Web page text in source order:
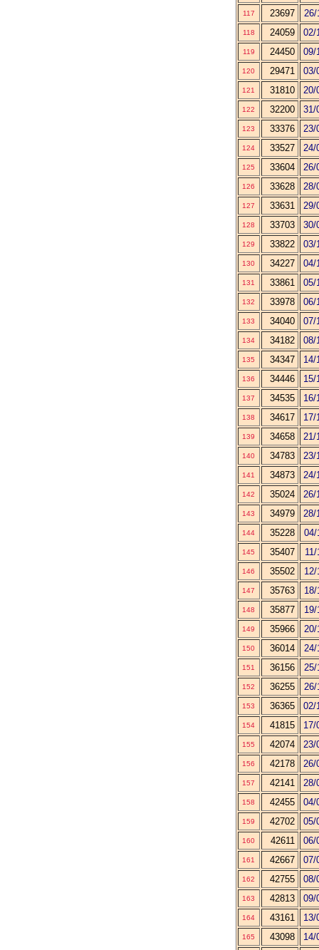
117 23697 26/
118 24059 02/
119 24450 09/
120 29471 03/
121 31810 20/
122 32200 31/
123 33376 23/
124 33527 24/
125 33604 26/
126 33628 28/
127 33631 29/
128 33703 30/
129 33822 03/
130 34227 04/
131 33861 05/
132 33978 06/
133 34040 07/
134 34182 08/
135 34347 14/
136 34446 15/
137 34535 16/
138 34617 17/
139 34658 21/
140 34783 23/
141 34873 24/
142 35024 26/
143 34979 28/
144 35228 04/
145 35407
146 35502 12/
147 35763 18/
148 35877 19/
149 35966 20/
150 36014 24/
151 36156 25/
152 36255 26/
153 36365 02/
154 41815 17/
155 42074 23/
156 42178 26/
157 42141 28/
158 42455 04/
159 42702 05/
160 42611 06/
161 42667 07/
162 42755 08/
163 42813 09/
164 43161 13/
165 43098 14/